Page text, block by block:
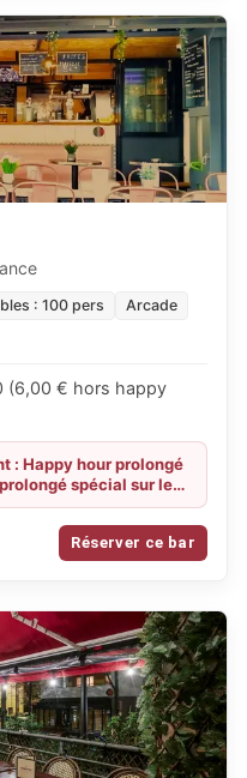
: 100 pers
Arcade
(6,00 € hors happy
: Happy hour prolongé
spécial sur le
Réserver ce bar